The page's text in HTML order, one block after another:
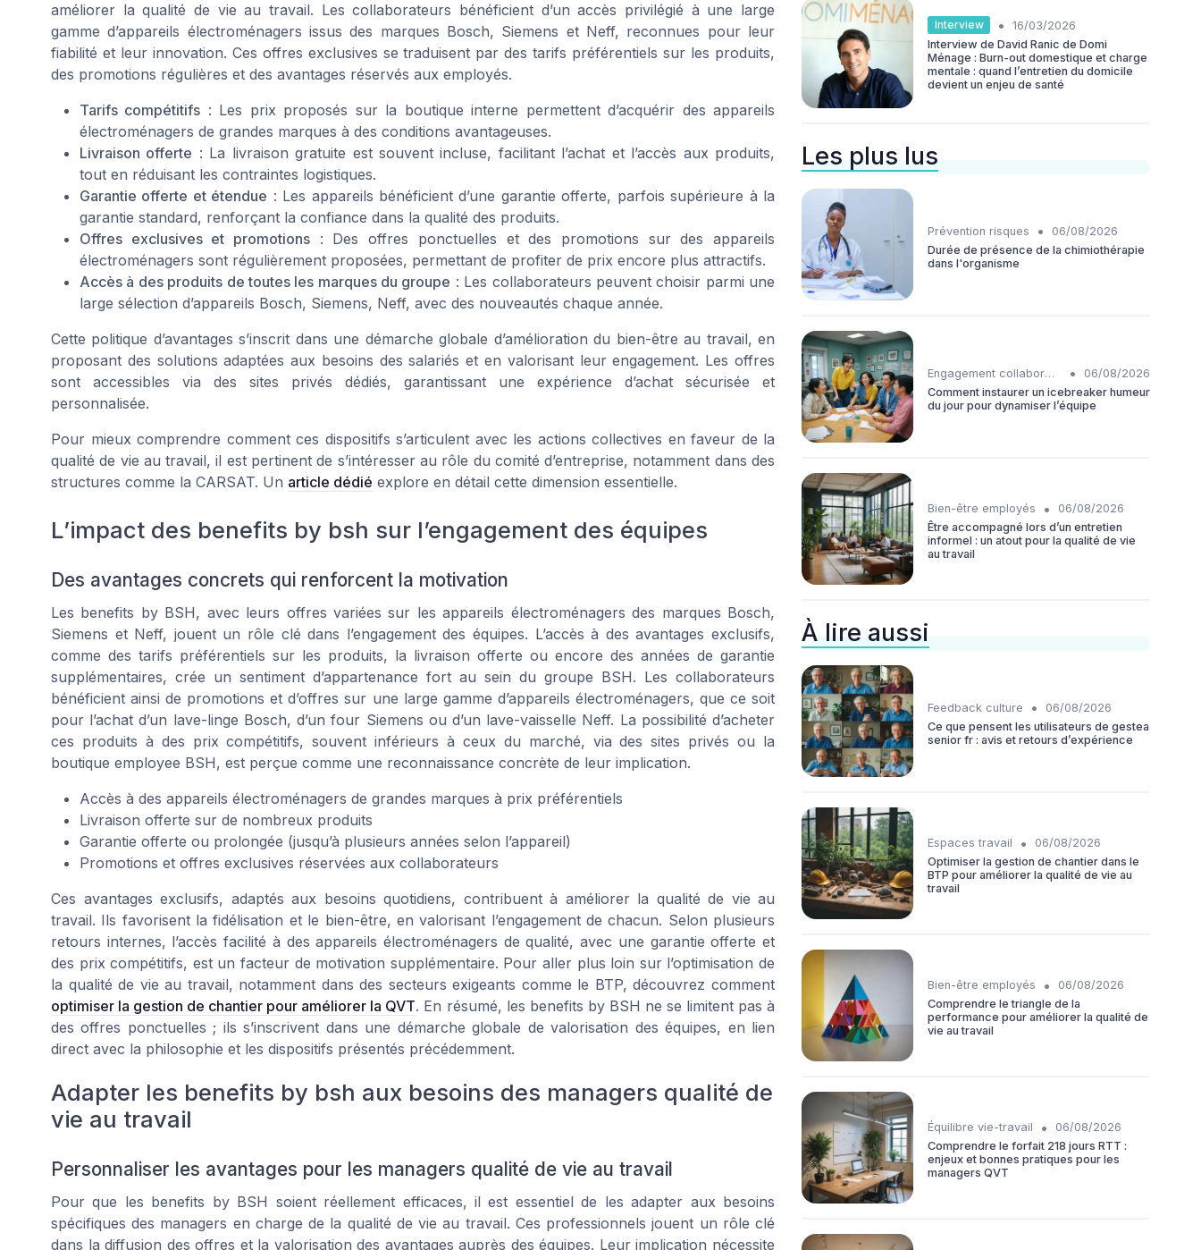
améliorer la qualité de vie au travail. Les collaborateurs bénéficient d’un accès privilégié à une large
gamme d’appareils électroménagers issus des marques Bosch, Siemens et Neff, reconnues pour leur
fiabilité et leur innovation. Ces offres exclusives se traduisent par des tarifs préférentiels sur les produits,
des promotions régulières et des avantages réservés aux employés.
Tarifs compétitifs : Les prix proposés sur la boutique interne permettent d’acquérir des appareils
électroménagers de grandes marques à des conditions avantageuses.
Livraison offerte : La livraison gratuite est souvent incluse, facilitant l’achat et l’accès aux produits,
tout en réduisant les contraintes logistiques.
Garantie offerte et étendue : Les appareils bénéficient d’une garantie offerte, parfois supérieure à la
garantie standard, renforçant la confiance dans la qualité des produits.
Offres exclusives et promotions : Des offres ponctuelles et des promotions sur des appareils
électroménagers sont régulièrement proposées, permettant de profiter de prix encore plus attractifs.
Accès à des produits de toutes les marques du groupe : Les collaborateurs peuvent choisir parmi une
large sélection d’appareils Bosch, Siemens, Neff, avec des nouveautés chaque année.
Cette politique d’avantages s’inscrit dans une démarche globale d’amélioration du bien-être au travail, en
proposant des solutions adaptées aux besoins des salariés et en valorisant leur engagement. Les offres
sont accessibles via des sites privés dédiés, garantissant une expérience d’achat sécurisée et
personnalisée.
Pour mieux comprendre comment ces dispositifs s’articulent avec les actions collectives en faveur de la
qualité de vie au travail, il est pertinent de s’intéresser au rôle du comité d’entreprise, notamment dans des
structures comme la CARSAT. Un article dédié explore en détail cette dimension essentielle.
L’impact des benefits by bsh sur l’engagement des équipes
Des avantages concrets qui renforcent la motivation
Les benefits by BSH, avec leurs offres variées sur les appareils électroménagers des marques Bosch,
Siemens et Neff, jouent un rôle clé dans l’engagement des équipes. L’accès à des avantages exclusifs,
comme des tarifs préférentiels sur les produits, la livraison offerte ou encore des années de garantie
supplémentaires, crée un sentiment d’appartenance fort au sein du groupe BSH. Les collaborateurs
bénéficient ainsi de promotions et d’offres sur une large gamme d’appareils électroménagers, que ce soit
pour l’achat d’un lave-linge Bosch, d’un four Siemens ou d’un lave-vaisselle Neff. La possibilité d’acheter
ces produits à des prix compétitifs, souvent inférieurs à ceux du marché, via des sites privés ou la
boutique employee BSH, est perçue comme une reconnaissance concrète de leur implication.
Accès à des appareils électroménagers de grandes marques à prix préférentiels
Livraison offerte sur de nombreux produits
Garantie offerte ou prolongée (jusqu’à plusieurs années selon l’appareil)
Promotions et offres exclusives réservées aux collaborateurs
Ces avantages exclusifs, adaptés aux besoins quotidiens, contribuent à améliorer la qualité de vie au
travail. Ils favorisent la fidélisation et le bien-être, en valorisant l’engagement de chacun. Selon plusieurs
retours internes, l’accès facilité à des appareils électroménagers de qualité, avec une garantie offerte et
des prix compétitifs, est un facteur de motivation supplémentaire. Pour aller plus loin sur l’optimisation de
la qualité de vie au travail, notamment dans des secteurs exigeants comme le BTP, découvrez comment
optimiser la gestion de chantier pour améliorer la QVT. En résumé, les benefits by BSH ne se limitent pas à
des offres ponctuelles ; ils s’inscrivent dans une démarche globale de valorisation des équipes, en lien
direct avec la philosophie et les dispositifs présentés précédemment.
Adapter les benefits by bsh aux besoins des managers qualité de
vie au travail
Personnaliser les avantages pour les managers qualité de vie au travail
Pour que les benefits by BSH soient réellement efficaces, il est essentiel de les adapter aux besoins
spécifiques des managers en charge de la qualité de vie au travail. Ces professionnels jouent un rôle clé
dans la diffusion des offres et la valorisation des avantages auprès des équipes. Leur implication nécessite
Interview •
16/03/2026
Interview de David Ranic de Domi
Ménage : Burn-out domestique et charge
mentale : quand l’entretien du domicile
devient un enjeu de santé
Les plus lus
Prévention risques •
06/08/2026
Durée de présence de la chimiothérapie
dans l'organisme
Engagement collaborateurs •
06/08/2026
Comment instaurer un icebreaker humeur
du jour pour dynamiser l’équipe
Bien-être employés •
06/08/2026
Être accompagné lors d’un entretien
informel : un atout pour la qualité de vie
au travail
À lire aussi
Feedback culture •
06/08/2026
Ce que pensent les utilisateurs de gestea
senior fr : avis et retours d’expérience
Espaces travail •
06/08/2026
Optimiser la gestion de chantier dans le
BTP pour améliorer la qualité de vie au
travail
Bien-être employés •
06/08/2026
Comprendre le triangle de la
performance pour améliorer la qualité de
vie au travail
Équilibre vie-travail •
06/08/2026
Comprendre le forfait 218 jours RTT :
enjeux et bonnes pratiques pour les
managers QVT